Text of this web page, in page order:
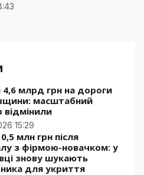
млрд грн на дороги
масштабний
відмінили
15:29
млн грн після
з фірмою-новачком: у
знову шукають
для укриття